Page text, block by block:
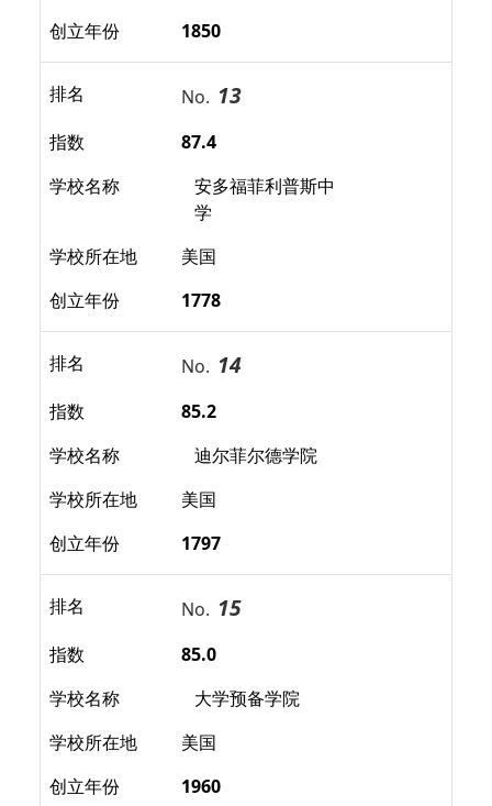
创立年份
1850
排名 No. 13
指数
87.4
学校名称
安多福菲利普斯中
学
学校所在地
美国
创立年份
1778
排名 No. 14
指数
85.2
学校名称
迪尔菲尔德学院
学校所在地
美国
创立年份
1797
排名 No. 15
指数
85.0
学校名称
大学预备学院
学校所在地
美国
创立年份
1960